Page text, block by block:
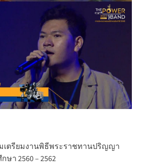
เตรียมงานพิธีพระราชทานปริญญา
า 2560 – 2562